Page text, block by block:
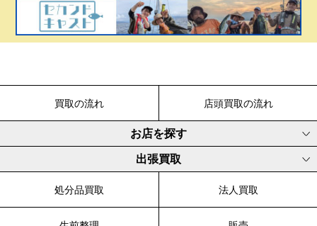
買取の流れ 店頭買取の流れ
お店を探す
出張買取
処分品買取 法人買取